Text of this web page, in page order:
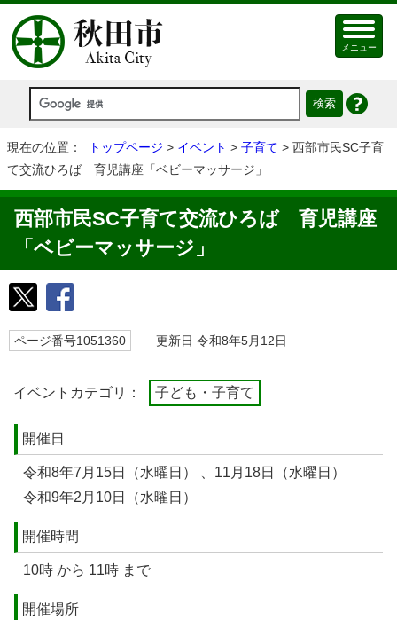
メニュー
現在の位置： トップページ > イベント > 子育て > 西部市民SC子育
て交流ひろば 育児講座「ベビーマッサージ」
西部市民SC子育て交流ひろば 育児講座
「ベビーマッサージ」
ページ番号1051360 更新日 令和8年5月12日
イベントカテゴリ： 子ども・子育て
開催日
令和8年7月15日（水曜日） 、11月18日（水曜日）
令和9年2月10日（水曜日）
開催時間
10時 から 11時 まで
開催場所